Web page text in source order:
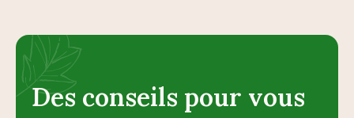
Des conseils pour vous